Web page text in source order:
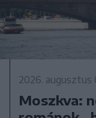
2026. augusztus
Moszkva: